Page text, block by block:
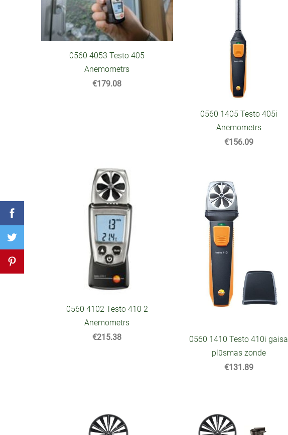
0560 4053 Testo 405
Anemometrs
€179.08
0560 1405 Testo 405i
Anemometrs
€156.09
0560 4102 Testo 410 2
Anemometrs
€215.38
0560 1410 Testo 410i gaisa
plūsmas zonde
€131.89